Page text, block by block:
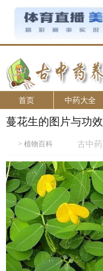
首页 中药大全
蔓花生的图片与功
> 植物百科 古中